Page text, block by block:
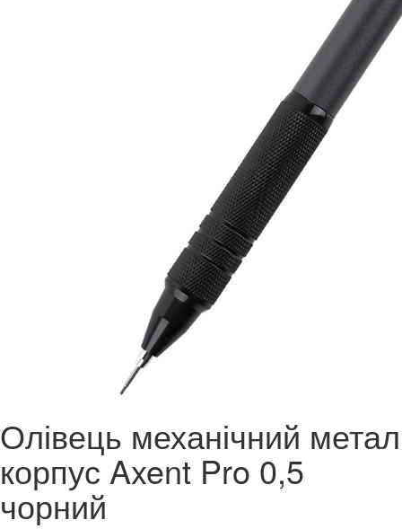
Олівець механічний метал
корпус Axent Pro 0,5
чорний